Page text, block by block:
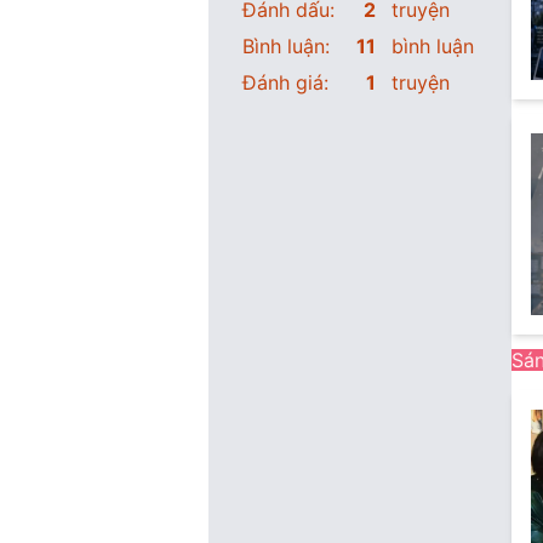
Đánh dấu:
2
truyện
Bình luận:
11
bình luận
Đánh giá:
1 truyện